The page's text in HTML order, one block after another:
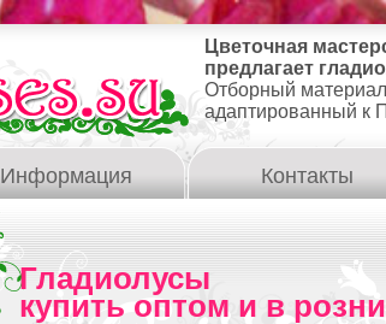
Цветочная
предлагает
Отборный материал
адаптированный к
Информация Контакты
Гладиолусы
купить оптом и в